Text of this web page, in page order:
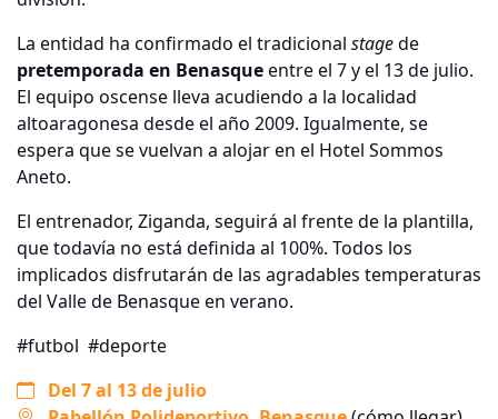
La entidad ha confirmado el tradicional stagede
pretemporada en Benasqueentre el 7 y el 13 de julio.
El equipo oscense lleva acudiendo a la localidad
altoaragonesa desde el año 2009. Igualmente, se
espera que se vuelvan a alojar en el Hotel Sommos
Aneto.
El entrenador, Ziganda, seguirá al frente de la plantilla,
que todavía no está definida al 100%. Todos los
implicados disfrutarán de las agradables temperaturas
del Valle de Benasque en verano.
#futbol #deporte
Del 7 al 13 de julio